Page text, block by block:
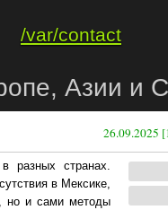
/var/contact
Азии и
26.09.2025
в разных странах.
в Мексике,
но и сами методы